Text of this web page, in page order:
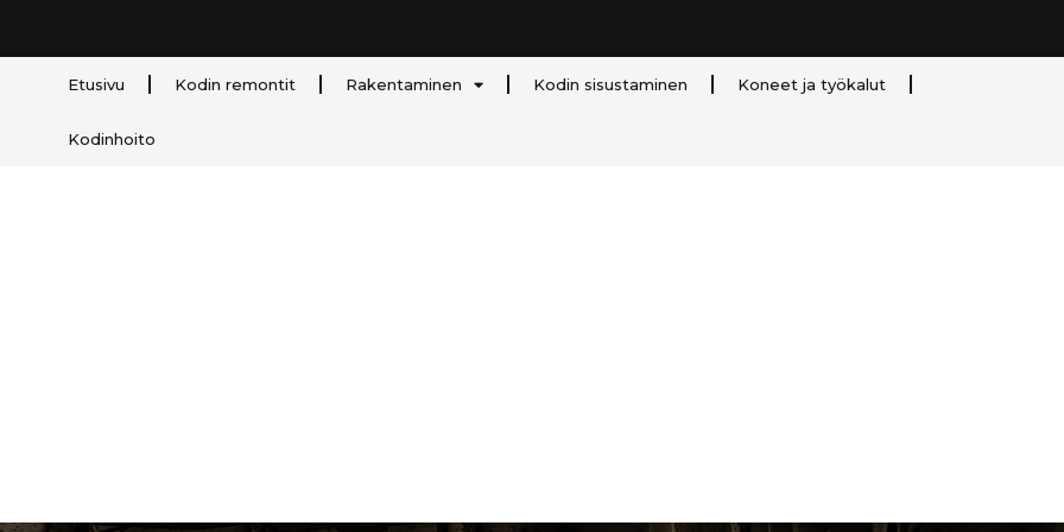
Etusivu Kodin remontit Rakentaminen Kodin sisustaminen Koneet ja työkalut
Kodinhoito